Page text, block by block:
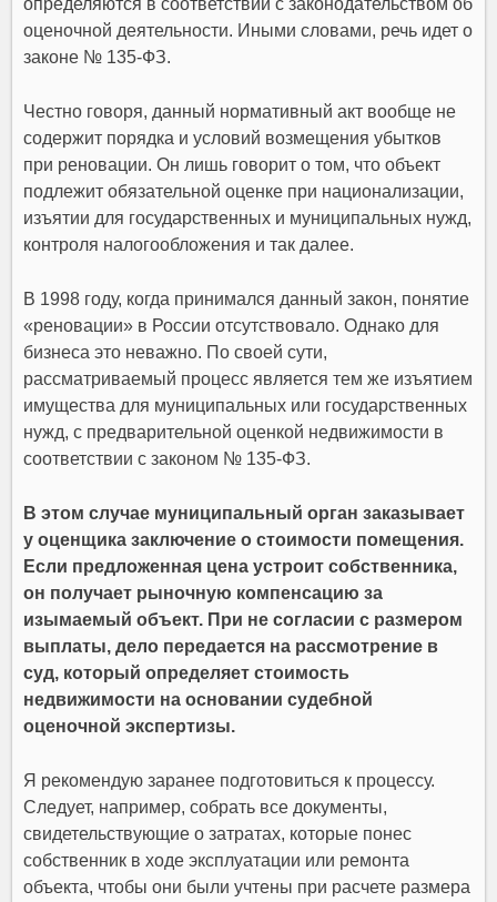
оценочной деятельности. Иными словами, речь идет о
законе № 135-ФЗ.
Честно говоря, данный нормативный акт вообще не
содержит порядка и условий возмещения убытков
при реновации. Он лишь говорит о том, что объект
подлежит обязательной оценке при национализации,
изъятии для государственных и муниципальных нужд,
контроля налогообложения и так далее.
В 1998 году, когда принимался данный закон, понятие
«реновации» в России отсутствовало. Однако для
бизнеса это неважно. По своей сути,
рассматриваемый процесс является тем же изъятием
имущества для муниципальных или государственных
нужд, с предварительной оценкой недвижимости в
соответствии с законом № 135-ФЗ.
В этом случае муниципальный орган заказывает
у оценщика заключение о стоимости помещения.
Если предложенная цена устроит собственника,
он получает рыночную компенсацию за
изымаемый объект. При не согласии с размером
выплаты, дело передается на рассмотрение в
суд, который определяет стоимость
недвижимости на основании судебной
оценочной экспертизы.
Я рекомендую заранее подготовиться к процессу.
Следует, например, собрать все документы,
свидетельствующие о затратах, которые понес
собственник в ходе эксплуатации или ремонта
объекта, чтобы они были учтены при расчете размера